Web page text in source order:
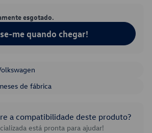
esgotado.
me quando chegar!
de fábrica
a compatibilidade deste produto?
está pronta para ajudar!